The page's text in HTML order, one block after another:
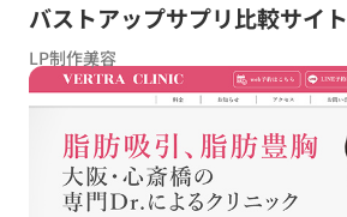
バストアップサプリ比較サイト
LP制作美容